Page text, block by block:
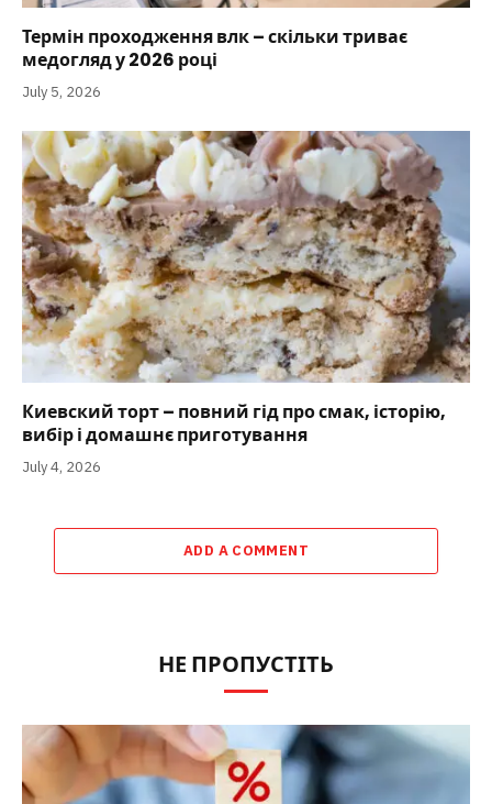
Термін проходження влк – скільки триває
медогляд у 2026 році
July 5, 2026
Киевский торт – повний гід про смак, історію,
вибір і домашнє приготування
July 4, 2026
ADD A COMMENT
НЕ ПРОПУСТІТЬ